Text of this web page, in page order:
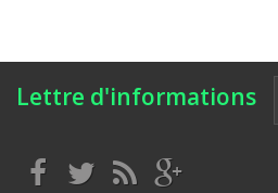
Lettre d'informations